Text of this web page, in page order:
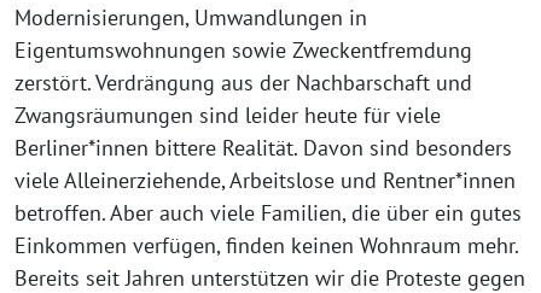
Modernisierungen, Umwandlungen in
Eigentumswohnungen sowie Zweckentfremdung
zerstört. Verdrängung aus der Nachbarschaft und
Zwangsräumungen sind leider heute für viele
Berliner*innen bittere Realität. Davon sind besonders
viele Alleinerziehende, Arbeitslose und Rentner*innen
betroffen. Aber auch viele Familien, die über ein gutes
Einkommen verfügen, finden keinen Wohnraum mehr.
Bereits seit Jahren unterstützen wir die Proteste gegen